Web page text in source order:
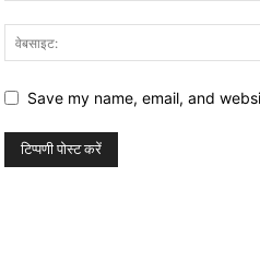
Save my name, email, and